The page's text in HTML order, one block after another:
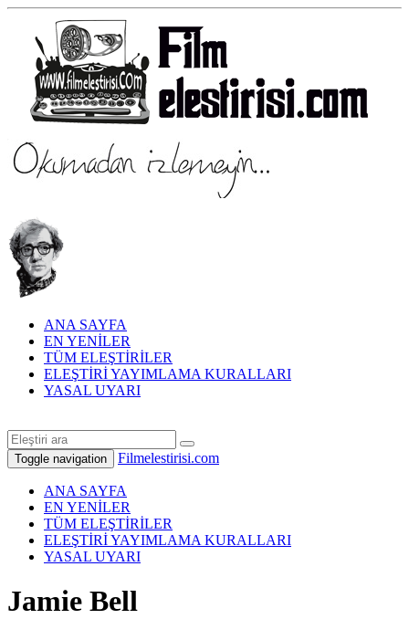
ANA SAYFA
EN YENİLER
TÜM ELEŞTİRİLER
ELEŞTİRİ YAYIMLAMA KURALLARI
YASAL UYARI
Toggle navigation Filmelestirisi.com
ANA SAYFA
EN YENİLER
TÜM ELEŞTİRİLER
ELEŞTİRİ YAYIMLAMA KURALLARI
YASAL UYARI
Jamie Bell